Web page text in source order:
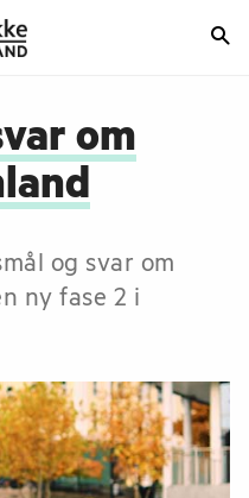
om
og svar om
ny fase 2 i